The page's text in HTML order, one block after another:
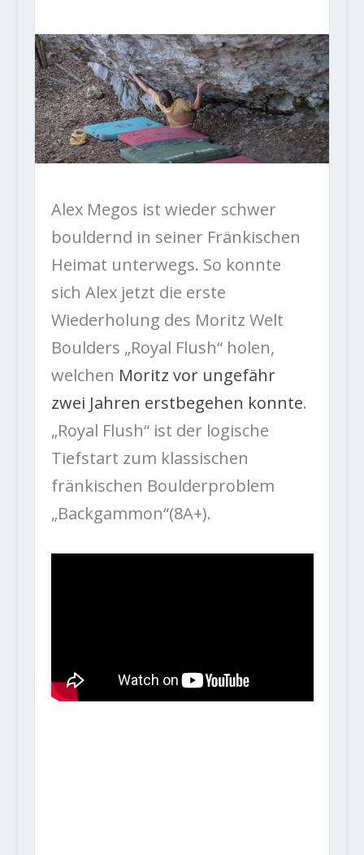
Alex Megos ist wieder schwer
bouldernd in seiner Fränkischen
Heimat unterwegs. So konnte
sich Alex jetzt die erste
Wiederholung des Moritz Welt
Boulders „Royal Flush“ holen,
welchen Moritz vor ungefähr
zwei Jahren erstbegehen konnte.
„Royal Flush“ ist der logische
Tiefstart zum klassischen
fränkischen Boulderproblem
„Backgammon“(8A+).